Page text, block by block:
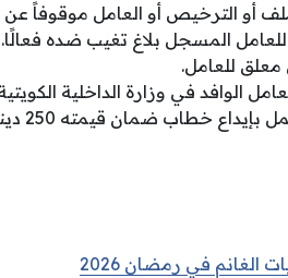
أو الترخيص أو العامل موقوفاً عن
المسجل بلاغ تغيب ضده فعالًا.
للعامل.
الوافد في وزارة الداخلية
أن
الغانم في رمضان 2026